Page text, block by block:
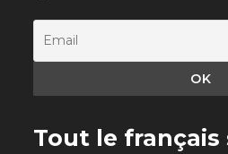
Tout le français